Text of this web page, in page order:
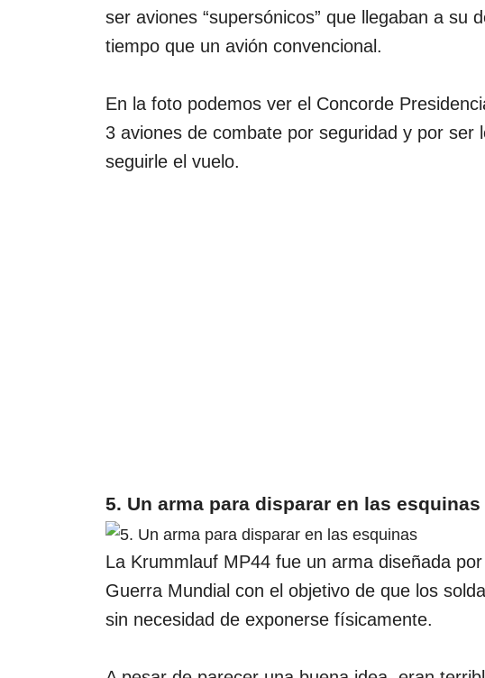
ser aviones “supersónicos” que llegaban a su
tiempo que un avión convencional.
En la foto podemos ver el Concorde
3 aviones de combate por seguridad y por ser
seguirle el vuelo.
5. Un arma para disparar en las esquinas
La Krummlauf MP44 fue un arma diseñada
Guerra Mundial con el objetivo de que los
sin necesidad de exponerse físicamente.